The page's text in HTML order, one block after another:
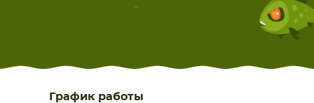
График работы